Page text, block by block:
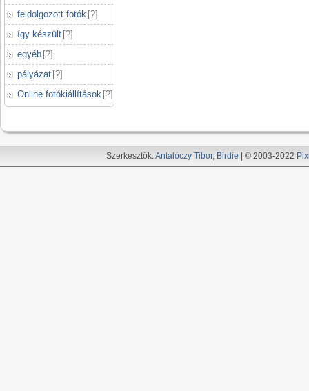
feldolgozott fotók [?]
így készült [?]
egyéb [?]
pályázat [?]
Online fotókiállítások [?]
Szerkesztők:Antalóczy Tibor, Birdie | © 2003-2022